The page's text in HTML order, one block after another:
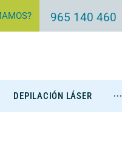
965 140 460
DEPILACIÓN LÁSER ···